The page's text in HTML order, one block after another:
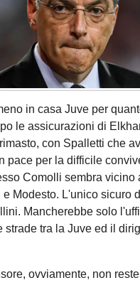
in casa Juve per
le assicurazioni di
con Spalletti che
pace per la difficile
Comolli sembra vicino
Modesto. L'unico sicuro
Mancherebbe solo
strade tra la Juve ed il
ovviamente, non